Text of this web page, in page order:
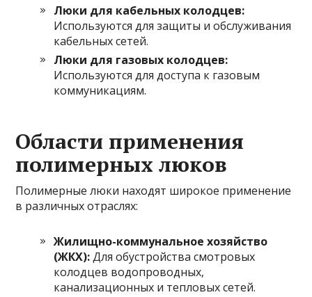
Люки для кабельных колодцев:
Используются для защиты и обслуживания
кабельных сетей.
Люки для газовых колодцев:
Используются для доступа к газовым
коммуникациям.
Области применения
полимерных люков
Полимерные люки находят широкое применение
в различных отраслях:
Жилищно-коммунальное хозяйство
(ЖКХ):Для обустройства смотровых
колодцев водопроводных,
канализационных и тепловых сетей.